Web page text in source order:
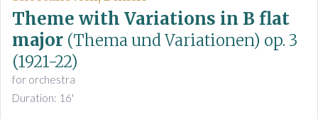
Theme with Variations in B flat
major (Thema und Variationen) op. 3
(1921-22)
for orchestra
Duration: 16'